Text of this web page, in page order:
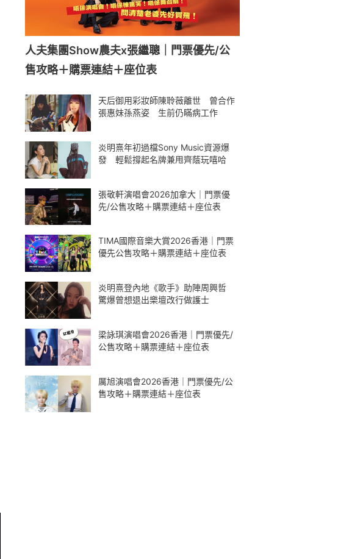
人夫集團Show農夫x張繼聰｜門票優先/公
售攻略＋購票連結＋座位表
天后御用彩妝師陳聆薇離世 曾合作
張惠妹孫燕姿 生前仍瞞病工作
炎明熹年初過檔Sony Music資源爆
發 輕鬆撐起名牌兼甩齊蔭玩嘻哈
張敬軒演唱會2026加拿大｜門票優
先/公售攻略＋購票連結＋座位表
TIMA國際音樂大賞2026香港｜門票
優先公售攻略＋購票連結＋座位表
炎明熹登內地《歌手》助陣周興哲
驚爆曾想退出樂壇改行做護士
梁詠琪演唱會2026香港｜門票優先/
公售攻略＋購票連結＋座位表
厲旭演唱會2026香港｜門票優先/公
售攻略＋購票連結＋座位表